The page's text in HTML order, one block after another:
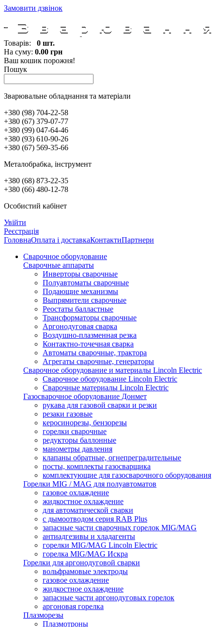
Замовити дзвінок
Товарів: 0 шт.
На суму: 0.00 грн
Ваш кошик порожня!
Пошук
Зварювальне обладнання та матеріали
+380 (98) 704-22-58
+380 (67) 379-07-77
+380 (99) 047-64-46
+380 (93) 610-90-26
+380 (67) 569-35-66
Металобрабка, інcтрумент
+380 (68) 873-22-35
+380 (66) 480-12-78
Особистий кабінет
Увійти
Реєстрація
ГоловнаОплата і доставкаКонтактиПартнери
Сварочное оборудование
Сварочные аппараты
Инверторы сварочные
Полуавтоматы сварочные
Подающие механизмы
Выпрямители сварочные
Реостаты балластные
Трансформаторы сварочные
Аргонодуговая сварка
Воздушно-плазменная резка
Контактно-точечная сварка
Автоматы сварочные, трактора
Агрегаты сварочные, генераторы
Сварочное оборудование и материалы Lincoln Electric
Сварочное оборудование Lincoln Electric
Сварочные материалы Lincoln Electric
Газосварочное оборудование Донмет
рукава для газовой сварки и резки
резаки газовые
керосинорезы, бензорезы
горелки сварочные
редукторы баллонные
манометры давления
клапаны обратные, огнепреградительные
посты, комплекты газосварщика
комплектующие для газосварочного оборудования
Горелки MIG / MAG для полуавтоматов
газовое охлаждение
жидкостное охлаждение
для автоматической сварки
с дымоотводом серия RAB Plus
запасные части сварочных горелок MIG/MAG
антиадгезивы и хладагенты
горелки MIG/MAG Lincoln Electric
горелка MIG/MAG Искра
Горелки для аргонодуговой сварки
вольфрамовые электроды
газовое охлаждение
жидкостное охлаждение
запасные части аргонодуговых горелок
аргоновая горелка
Плазморезы
Плазмотроны